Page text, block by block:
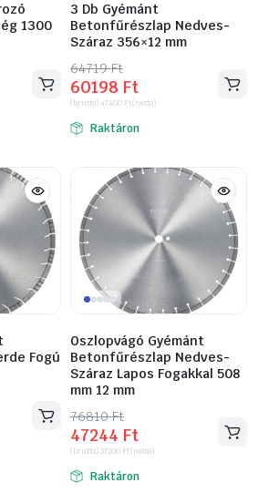
1300
3 Db Gyémánt
Betonfűrészlap Nedves-
Száraz 356×12 mm
64719Ft
Original
price
was:
64719 Ft.
60198 Ft
Current
price
is:
60198 Ft.
(bruttó) 47400 Ft(nettó)
Raktáron
Fogú
Oszlopvágó Gyémánt
Betonfűrészlap Nedves-
Száraz Lapos Fogakkal 508
mm 12 mm
76810Ft
Original
price
was:
76810 Ft.
47244 Ft
Current
price
is:
47244 Ft.
(bruttó)37200 Ft(nettó)
Raktáron